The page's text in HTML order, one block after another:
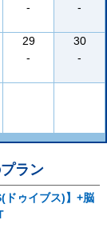
-
-
29
-
30
-
ラン
ドゥイブス)】+脳